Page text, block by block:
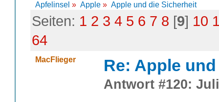
Apfelinsel » Apple » Apple und die Sicherheit
Seiten: 1 2 3 4 5 6 7 8 [9] 10
64
MacFlieger Re: Apple
Antwort #120: